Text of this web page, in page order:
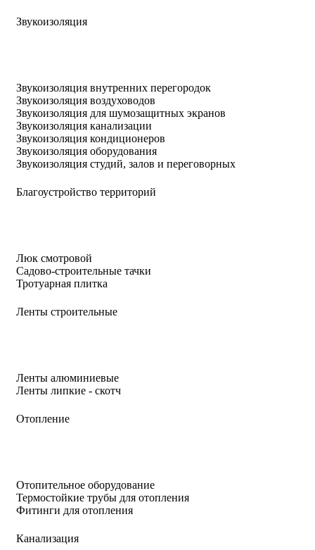
Звукоизоляция
Звукоизоляция внутренних перегородок
Звукоизоляция воздуховодов
Звукоизоляция для шумозащитных экранов
Звукоизоляция канализации
Звукоизоляция кондиционеров
Звукоизоляция оборудования
Звукоизоляция студий, залов и переговорных
Благоустройство территорий
Люк смотровой
Садово-строительные тачки
Тротуарная плитка
Ленты строительные
Ленты алюминиевые
Ленты липкие - скотч
Отопление
Отопительное оборудование
Термостойкие трубы для отопления
Фитинги для отопления
Канализация